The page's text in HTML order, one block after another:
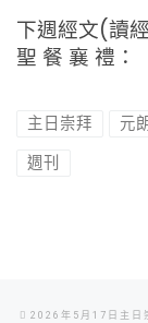
下週經文(讀
聖 餐 襄 禮：
主日崇拜 元
週刊
Post
Previous